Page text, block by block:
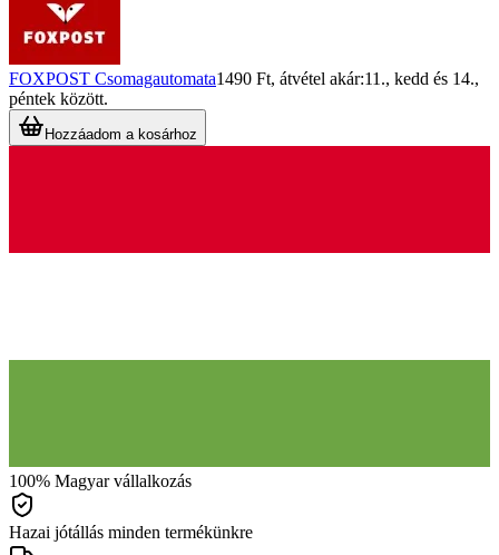
FOXPOST Csomagautomata1490 Ft, átvétel akár:11., kedd és 14.,
péntek között.
Hozzáadom a kosárhoz
100% Magyar vállalkozás
Hazai jótállás minden termékünkre